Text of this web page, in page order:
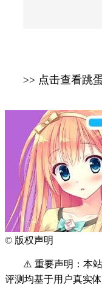
>> 点击查看跳
© 版权声明
⚠️ 重要声明：本
评测均基于用户真实